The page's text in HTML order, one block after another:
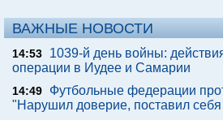
ВАЖНЫЕ НОВОСТИ
14:53
1039-й день войны:
операции в Иудее и Самарии
14:49
Футбольные федерации
"Нарушил доверие, поставил